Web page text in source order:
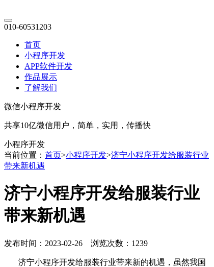
010-60531203
首页
小程序开发
APP软件开发
作品展示
了解我们
微信小程序开发
共享10亿微信用户，简单，实用，传播快
小程序开发
当前位置： 首页>小程序开发>济宁小程序开发给服装行业
带来新机遇
济宁小程序开发给服装行业
带来新机遇
发布时间：2023-02-26 浏览次数：1239
济宁小程序开发给服装行业带来新的机遇，虽然我国